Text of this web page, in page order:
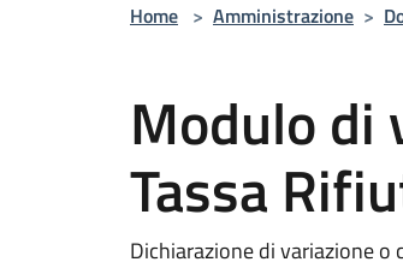
Home > Amministrazione >
Modulo di
Tassa
Dichiarazione di variazione o